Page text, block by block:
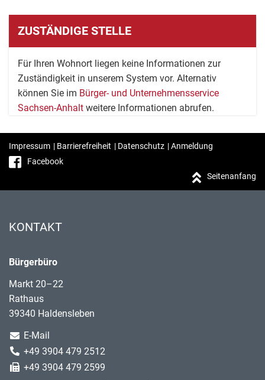
ZUSTÄNDIGE STELLE
Für Ihren Wohnort liegen keine Informationen zur
Zuständigkeit in unserem System vor. Alternativ
können Sie im Bürger- und Unternehmensservice
Sachsen-Anhalt weitere Informationen abrufen.
Impressum | Barrierefreiheit | Datenschutz |Anmeldung
Facebook
Seitenanfang
KONTAKT
Bürgerbüro
Markt 20–22
Rathaus
39340 Haldensleben
E-Mail
+49 3904 479 2512
+49 3904 479 2599